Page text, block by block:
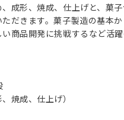
成形、焼成、仕上げと、菓
だきます。菓子製造の基本
商品開発に挑戦するなど活躍
焼成、仕上げ）